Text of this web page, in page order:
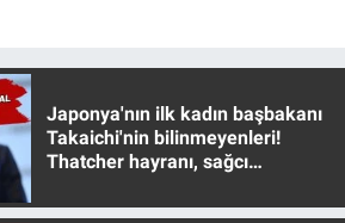
Japonya'nın ilk kadın başbakanı
Takaichi'nin bilinmeyenleri!
Thatcher hayranı, sağcı